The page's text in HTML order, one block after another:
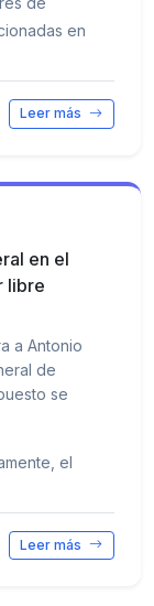
en
Leer más
en el
libre
a Antonio
de
se
el
Leer más